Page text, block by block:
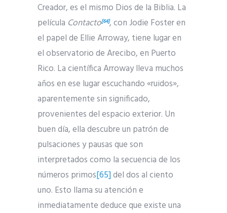
Creador, es el mismo Dios de la Biblia. La
película Contacto[64], con Jodie Foster en
el papel de Ellie Arroway, tiene lugar en
el observatorio de Arecibo, en Puerto
Rico. La científica Arroway lleva muchos
años en ese lugar escuchando «ruidos»,
aparentemente sin significado,
provenientes del espacio exterior. Un
buen día, ella descubre un patrón de
pulsaciones y pausas que son
interpretados como la secuencia de los
números primos[65]del dos al ciento
uno. Esto llama su atención e
inmediatamente deduce que existe una